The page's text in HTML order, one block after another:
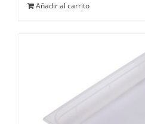
Añadir al carrito